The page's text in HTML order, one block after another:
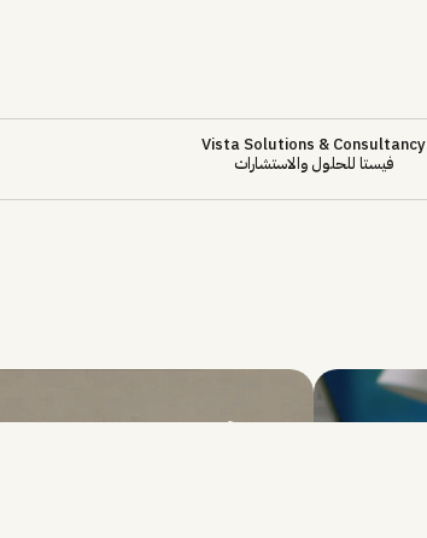
Vista Solutions & Consultancy
فيستا للحلول والاستشارات